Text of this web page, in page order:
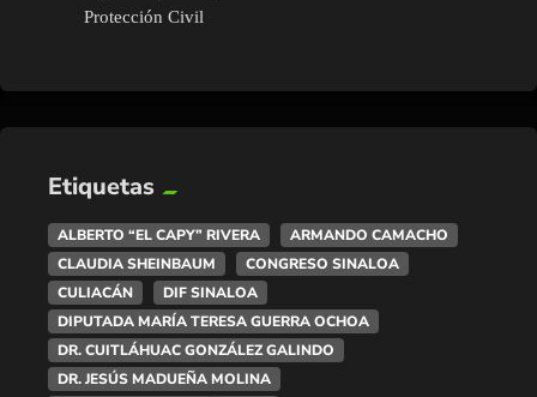
Protección Civil
Etiquetas
ALBERTO “EL CAPY” RIVERA
ARMANDO CAMACHO
CLAUDIA SHEINBAUM
CONGRESO SINALOA
CULIACÁN
DIF SINALOA
DIPUTADA MARÍA TERESA GUERRA OCHOA
DR. CUITLÁHUAC GONZÁLEZ GALINDO
DR. JESÚS MADUEÑA MOLINA